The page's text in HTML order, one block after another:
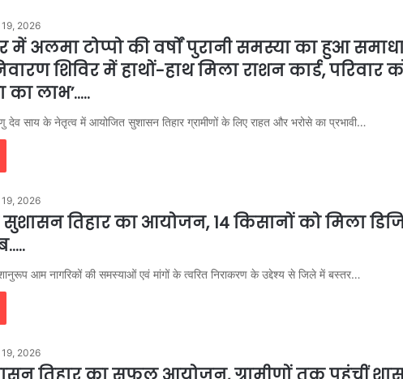
2026
में अलमा टोप्पो की वर्षों पुरानी समस्या का हुआ
शिविर में हाथों-हाथ मिला राशन कार्ड, परिवार
का लाभ’…..
देव साय के नेतृत्व में आयोजित सुशासन तिहार ग्रामीणों के लिए राहत और भरोसे का प्रभावी…
2026
सुशासन तिहार का आयोजन, 14 किसानों को मिला
आम नागरिकों की समस्याओं एवं मांगों के त्वरित निराकरण के उद्देश्य से जिले में बस्तर…
2026